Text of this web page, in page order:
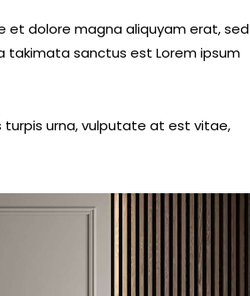
et dolore magna aliquyam erat, sed
takimata sanctus est Lorem ipsum
turpis urna, vulputate at est vitae,